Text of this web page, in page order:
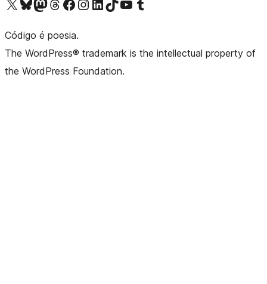
Visite a nossa conta X (antigo Twitter)
Visit our Bluesky account
Visit our Mastodon account
Visit our Threads account
Visite a nossa página do Facebook
Visite a nossa conta no Instagram
Visite a nossa conta no LinkedIn
Visit our TikTok account
Visit our YouTube channel
Visit our Tumblr account
Código é poesia.
The WordPress® trademark is the intellectual property of
the WordPress Foundation.